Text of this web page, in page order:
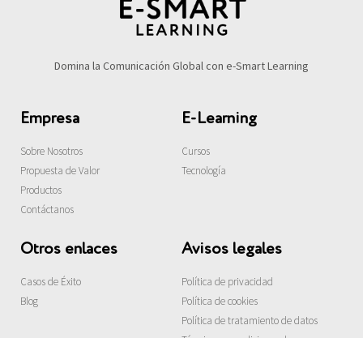
Domina la Comunicación Global con e-Smart Learning
Empresa
Sobre Nosotros
Propuesta de Valor
Productos
Contáctanos
E-Learning
Cursos
Tecnología
Otros enlaces
Casos de Éxito
Blog
Avisos legales
Política de privacidad
Política de cookies
Política de tratamiento de datos